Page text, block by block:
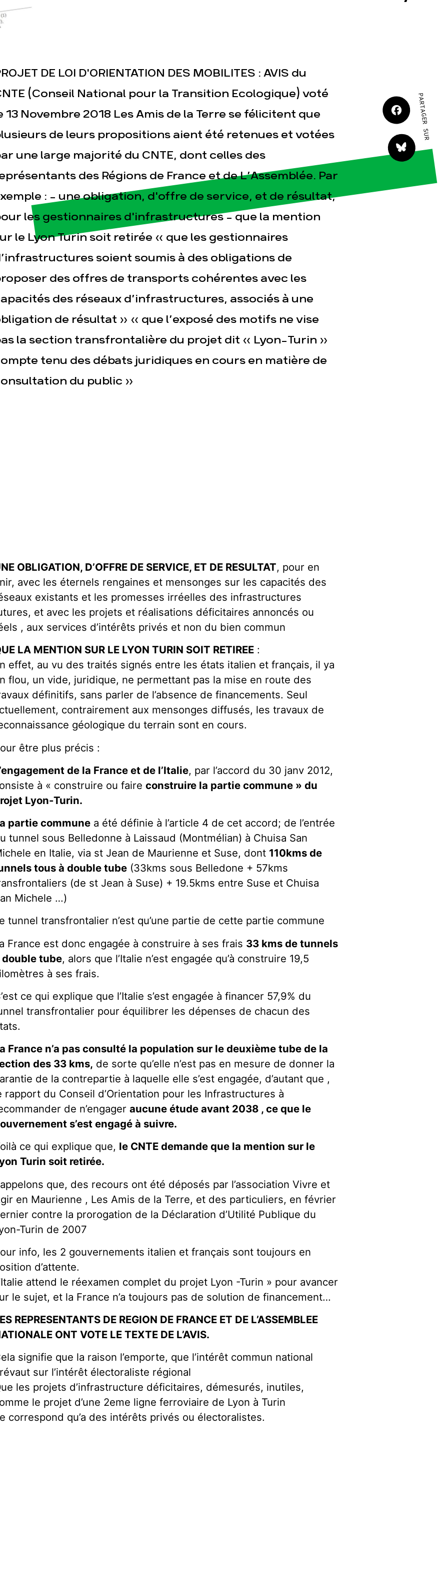
Publications
DE LOI D'ORIENTATION DES MOBILITES : AVIS du
(Conseil National pour la Transition Ecologique) voté
13 Novembre 2018 Les Amis de la Terre se félicitent que
de leurs propositions aient été retenues et votées
une large majorité du CNTE, dont celles des
des Régions de France et de L’Assemblée. Par
: - une obligation, d'offre de service, et de résultat,
les gestionnaires d'infrastructures - que la mention
le Lyon Turin soit retirée « que les gestionnaires
soient soumis à des obligations de
des offres de transports cohérentes avec les
des réseaux d’infrastructures, associés à une
de résultat » « que l’exposé des motifs ne vise
la section transfrontalière du projet dit « Lyon-Turin »
tenu des débats juridiques en cours en matière de
du public »
PARTAGER SUR
OBLIGATION, D’OFFRE DE SERVICE, ET DE RESULTAT, pour en
avec les éternels rengaines et mensonges sur les capacités des
existants et les promesses irréelles des infrastructures
et avec les projets et réalisations déficitaires annoncés ou
, aux services d’intérêts privés et non du bien commun
LA MENTION SUR LE LYON TURIN SOIT RETIREE :
effet, au vu des traités signés entre les états italien et français, il ya
flou, un vide, juridique, ne permettant pas la mise en route des
définitifs, sans parler de l’absence de financements. Seul
contrairement aux mensonges diffusés, les travaux de
géologique du terrain sont en cours.
être plus précis :
de la France et de l’Italie, par l’accord du 30 janv 2012,
à « construire ou faireconstruire la partie commune » du
Lyon-Turin.
partie commune a été définie à l’article 4 de cet accord; de l’entrée
tunnel sous Belledonne à Laissaud (Montmélian) à Chuisa San
en Italie, via st Jean de Maurienne et Suse, dont 110kms de
tous à double tube (33kms sous Belledone + 57kms
(de st Jean à Suse) + 19.5kms entre Suse et Chuisa
Michele …)
tunnel transfrontalier n’est qu’une partie de cette partie commune
France est donc engagée à construire à ses frais 33 kms de tunnels
double tube, alors que l’Italie n’est engagée qu’à construire 19,5
à ses frais.
ce qui explique que l’Italie s’est engagée à financer 57,9% du
transfrontalier pour équilibrer les dépenses de chacun des
France n’a pas consulté la population sur le deuxième tube de la
des 33 kms, de sorte qu’elle n’est pas en mesure de donner la
de la contrepartie à laquelle elle s’est engagée, d’autant que ,
rapport du Conseil d’Orientation pour les Infrastructures à
de n’engageraucune étude avant 2038 , ce que le
s’est engagé à suivre.
ce qui explique que, le CNTE demande que la mention sur le
Turin soit retirée.
que, des recours ont été déposés par l’association Vivre et
en Maurienne , Les Amis de la Terre, et des particuliers, en février
contre la prorogation de la Déclaration d’Utilité Publique du
Turin de 2007
info, les 2 gouvernements italien et français sont toujours en
d’attente.
attend le réexamen complet du projet Lyon -Turin » pour avancer
le sujet, et la France n’a toujours pas de solution de financement…
REPRESENTANTS DE REGION DE FRANCE ET DE L’ASSEMBLEE
ONT VOTE LE TEXTE DE L’AVIS.
signifie que la raison l’emporte, que l’intérêt commun national
sur l’intérêt électoraliste régional
les projets d’infrastructure déficitaires, démesurés, inutiles,
le projet d’une 2eme ligne ferroviaire de Lyon à Turin
correspond qu’a des intérêts privés ou électoralistes.